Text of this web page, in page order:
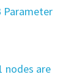
Parameter
nodes are